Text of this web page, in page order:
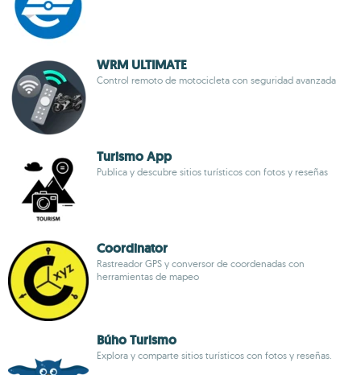
WRM ULTIMATE
Control remoto de motocicleta con seguridad avanzada
Turismo App
Publica y descubre sitios turísticos con fotos y reseñas
Coordinator
Rastreador GPS y conversor de coordenadas con
herramientas de mapeo
Búho Turismo
Explora y comparte sitios turísticos con fotos y reseñas.